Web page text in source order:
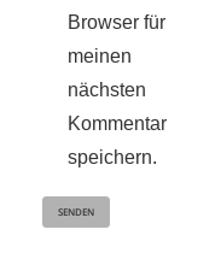
Browser für
meinen
nächsten
Kommentar
speichern.